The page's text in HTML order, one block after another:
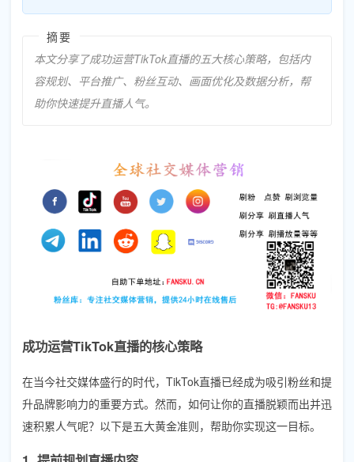
摘要
本文分享了成功运营TikTok直播的五大核心策略，包括内
容规划、平台推广、粉丝互动、画面优化及数据分析，帮
助你快速提升直播人气。
成功运营TikTok直播的核心策略
在当今社交媒体盛行的时代，TikTok直播已经成为吸引粉丝和提
升品牌影响力的重要方式。然而，如何让你的直播脱颖而出并迅
速积累人气呢？以下是五大黄金准则，帮助你实现这一目标。